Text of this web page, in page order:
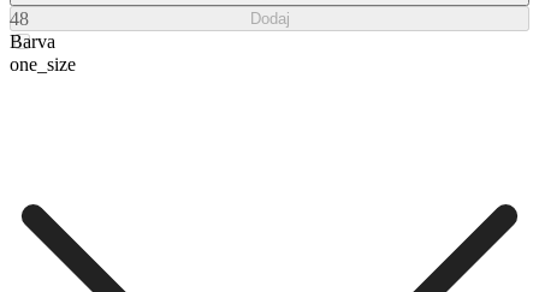
48
one_size
Dodaj
Barva